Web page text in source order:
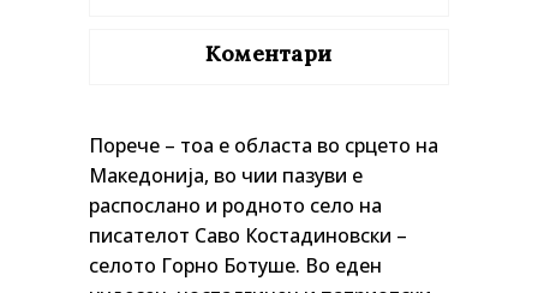
Коментари
Порече – тоа е областа во срцето на
Македонија, во чии пазуви е
распослано и родното село на
писателот Саво Костадиновски –
селото Горно Ботуше. Во еден